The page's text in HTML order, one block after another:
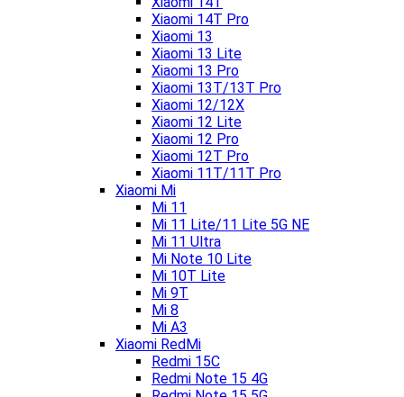
Xiaomi 14T Pro
Xiaomi 13
Xiaomi 13 Lite
Xiaomi 13 Pro
Xiaomi 13T/13T Pro
Xiaomi 12/12X
Xiaomi 12 Lite
Xiaomi 12 Pro
Xiaomi 12T Pro
Xiaomi 11T/11T Pro
Xiaomi Mi
Mi 11
Mi 11 Lite/11 Lite 5G NE
Mi 11 Ultra
Mi Note 10 Lite
Mi 10T Lite
Mi 9T
Mi 8
Mi A3
Xiaomi RedMi
Redmi 15C
Redmi Note 15 4G